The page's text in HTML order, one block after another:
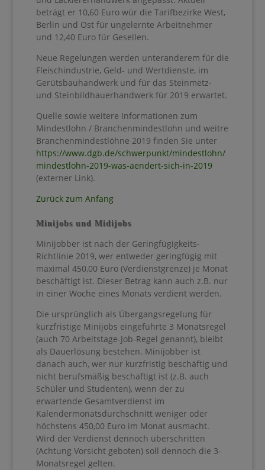
beträgt er 10,60 Euro wür die Tarifbezirke West,
Berlin und Ost für ungelernte Arbeitnehmer
und 12,40 Euro für Gesellen.
Neue Regelungen werden unteranderem für die
Fleischindustrie, Geld- und Wertdienste, im
Gerütsbauhandwerk und für das Steinmetz-
und Steinbildhauerhandwerk für 2019 erwartet.
Quelle sowie weitere Informationen zum
Mindestlohn / Branchenmindestlohn und weitre
Branchenmindestlöhne 2019 finden Sie unter
https://www.dgb.de/schwerpunkt/mindestlohn/
mindestlohn-2019-was-aendert-sich-in-2019
(externer Link).
Zurück zum Anfang
Minijobs und Midijobs
Minijobber ist nach der Geringfügigkeits-
Richtlinie 2019, wer entweder geringfügig mit
maximal 450,00 Euro (Verdienstgrenze) je Monat
beschäftigt ist. Dieser Betrag kann auch z.B. nur
in einer Woche eines Monats verdient werden.
Die ursprünglich als Übergangsregelung für
kurzfristige Minijobs eingeführte 3 Monatsregel
(auch 70 Arbeitstage-Job-Regel genannt), bleibt
als Dauerlösung bestehen. Minijobber ist
danach auch, wer nur kurzfristig beschäftig und
nicht berufsmäßig beschäftigt ist (z.B. auch
Schüler und Studenten), wenn der zu
erwartende Gesamtverdienst im
Kalendermonatsdurchschnitt weniger oder
höchstens 450,00 Euro im Monat ausmacht.
Wird der Verdienst dennoch überschritten
(Achtung Vorsicht geboten) soll dennoch die 3-
Monatsregel gelten.